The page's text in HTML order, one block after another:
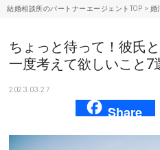
合コン・街コン
マッチングアプリ
結婚相談所のパートナーエージェントTOP > 婚
ちょっと待って！彼氏
一度考えて欲しいこと7
2023.03.27
Share